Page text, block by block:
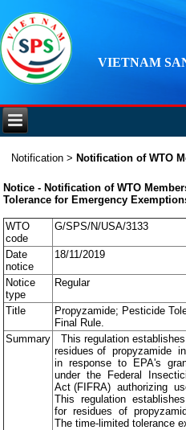
VIETNAM
Notification > Notification of WTO
Notice - Notification of WTO
Tolerance for Emergency
WTO
code
G/SPS/N/USA/3133
Date
notice
18/11/2019
Notice
type
Regular
Title
Propyzamide; Pesticide
Final Rule.
Summary
This regulation
residues of propyzamide
in response to EPA's
under the Federal
Act (FIFRA) authorizing
This regulation
for residues of
The time-limited tolerance